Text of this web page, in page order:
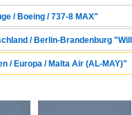
/ Boeing / 737-8 MAX"
/ Berlin-Brandenburg
/ Europa / Malta Air (AL-MAY)"